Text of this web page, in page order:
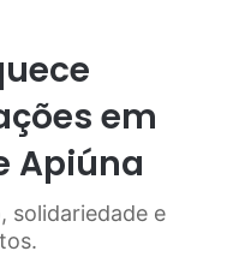
em
Apiúna
solidariedade e